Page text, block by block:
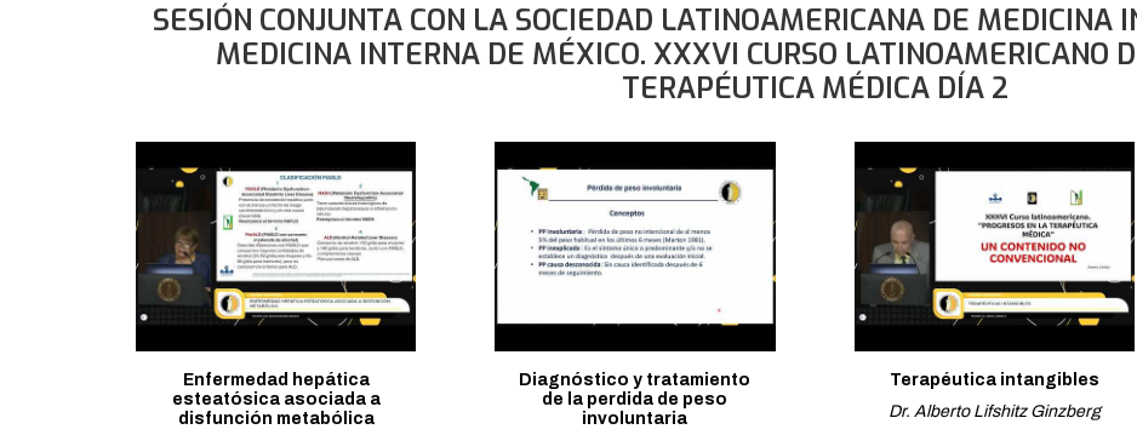
SESIÓN CONJUNTA CON LA SOCIEDAD LATINOAMERICANA DE MEDICINA
MEDICINA INTERNA DE MÉXICO. XXXVI CURSO LATINOAMERICANO
TERAPÉUTICA MÉDICA DÍA 2
Enfermedad hepática
esteatósica asociada a
disfunción metabólica
Diagnóstico y tratamiento
de la perdida de peso
involuntaria
Terapéutica intangibles
Dr. Alberto Lifshitz Ginzberg